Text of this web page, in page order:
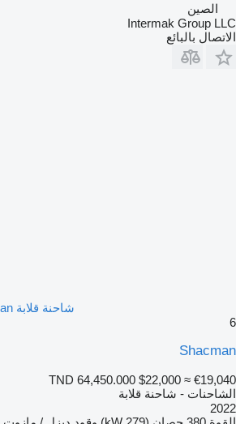
الصين
Intermak Group LLC
الاتصال بالبائع
شاحنة قلابة Shacman
6
Shacman
TND 64,450.000 $22,000 ≈ €19,040
الشاحنات - شاحنة قلابة
2022